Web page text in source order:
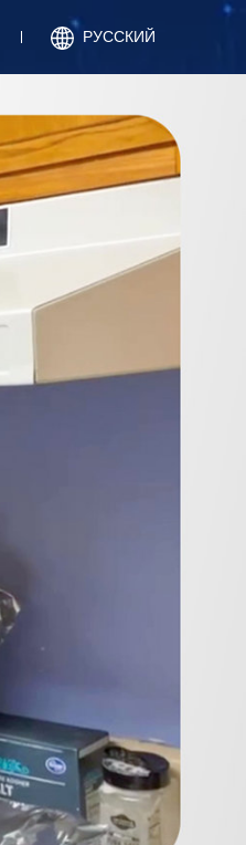
РУССКИЙ